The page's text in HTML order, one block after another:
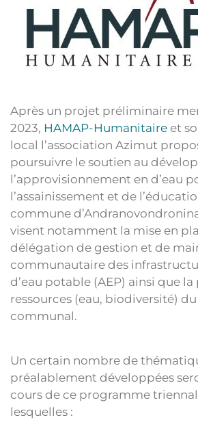
Après un projet préliminaire
2023, HAMAP-Humanitaire et
local l’association Azimut
poursuivre le soutien au
l’approvisionnement en d’eau
l’assainissement et de
commune
visent notamment la mise en
délégation de gestion et de
communautaire des
d’eau potable (AEP) ainsi que
ressources (eau, biodiversité)
communal.
Un certain nombre de
préalablement développées
cours de ce programme
lesquelles :